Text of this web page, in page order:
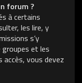
forum ?
à certains
les lire, y
s’y
et les
vous devez